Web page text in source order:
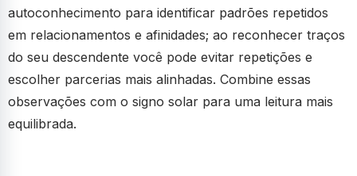
autoconhecimento para identificar padrões repetidos
em relacionamentos e afinidades; ao reconhecer traços
do seu descendente você pode evitar repetições e
escolher parcerias mais alinhadas. Combine essas
observações com o signo solar para uma leitura mais
equilibrada.